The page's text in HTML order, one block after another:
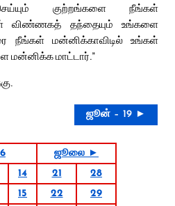
குற்றங்களை நீங்கள்
விண்ணகத் தந்தையும் உங்களை
நீங்கள் மன்னிக்காவிடில் உங்கள்
மன்னிக்க மாட்டார்.”
ஜூன் – 19 ►
ஜூலை ►
14 21
28
15 22
29